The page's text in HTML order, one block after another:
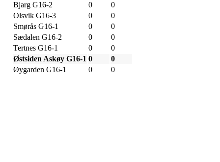
Bjarg G16-2
0
0
Olsvik G16-3
0
0
Smørås G16-1
0
0
Sædalen G16-2
0
0
Tertnes G16-1
0
0
Østsiden Askøy G16-1 0
0
Øygarden G16-1
0 0